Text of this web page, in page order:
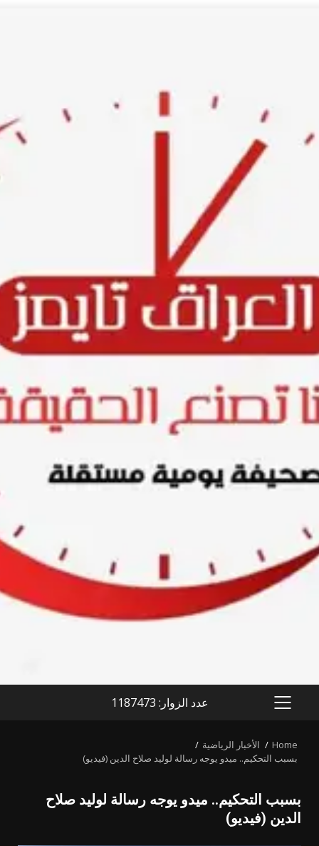
PRIMARY
عدد الزوار: 1187473
Home
الأخبار الرياضية
بسبب التحكيم.. ميدو يوجه رسالة لوليد صلاح الدين (فيديو)
بسبب التحكيم.. ميدو يوجه رسالة لوليد صلاح
الدين (فيديو)